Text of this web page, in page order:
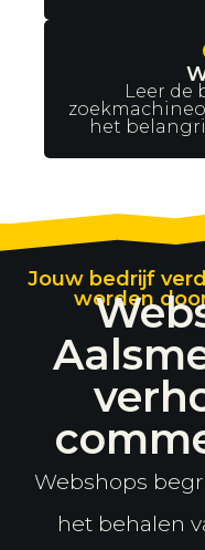
Leer de
het
Jouw bedrijf
worden
Webshops
het behalen